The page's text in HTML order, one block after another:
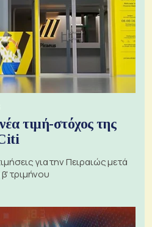
τιμή-στόχος της
για την Πειραιώς μετά
τριμήνου